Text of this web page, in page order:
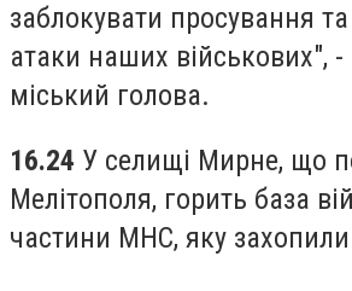
заблокувати просування та
атаки наших військових",
міський голова.
16.24 У селищі Мирне, що
Мелітополя, горить база
частини МНС, яку